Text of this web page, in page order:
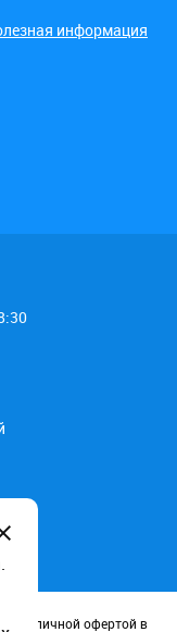
информация
публичной офертой в